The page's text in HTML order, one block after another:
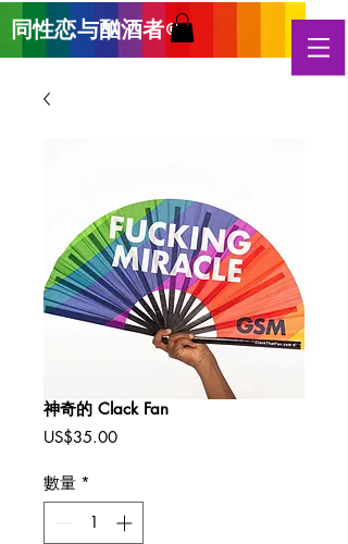
同性恋与酗酒者®
神奇的 Clack Fan
US$35.00價
數量 *